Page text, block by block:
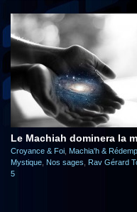
Le Machiah dominera la
Croyance & Foi Machia'h &
Mystique Nos sages Rav Gérard
5